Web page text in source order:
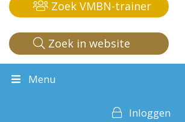
Zoek VMBN-trainer
Zoek in website
Menu
Inloggen